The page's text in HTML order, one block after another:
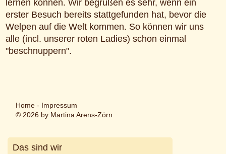
lernen können. Wir begrüßen es sehr, wenn ein
erster Besuch bereits stattgefunden hat, bevor die
Welpen auf die Welt kommen. So können wir uns
alle (incl. unserer roten Ladies) schon einmal
"beschnuppern".
Home- Impressum
© 2026 by Martina Arens-Zörn
Das sind wir